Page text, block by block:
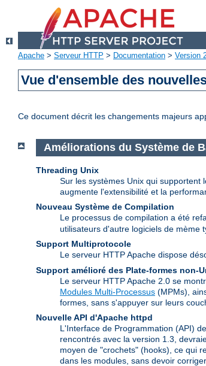
Apache > Serveur HTTP > Documentation > Version
Vue d'ensemble des
Ce document décrit les changements majeurs
Améliorations du Système de
Threading Unix
Sur les systèmes Unix qui supportent
augmente l'extensibilité et la
Nouveau Système de Compilation
Le processus de compilation a été
utilisateurs d'autre logiciels de mème
Support Multiprotocole
Le serveur HTTP Apache dispose
Support amélioré des Plate-formes non-
Le serveur HTTP Apache 2.0 se
Modules Multi-Processus (MPMs),
formes, sans s'appuyer sur leurs
Nouvelle API d'Apache httpd
L'Interface de Programmation (API)
rencontrés avec la version 1.3,
moyen de "crochets" (hooks), ce qui
dans les modules, sans devoir